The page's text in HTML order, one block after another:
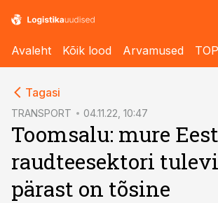
Avaleht Kõik lood Arvamused
Tagasi
TRANSPORT 04.11.22, 10:47
Toomsalu: mure
raudteesektori
pärast on tõsine